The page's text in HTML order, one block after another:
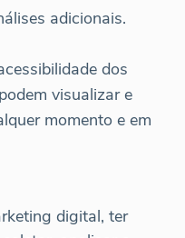
adicionais.
dos
visualizar e
momento e em
digital, ter